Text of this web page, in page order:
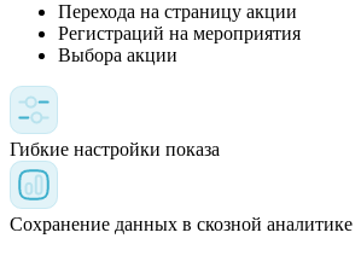
Перехода на страницу акции
Регистраций на мероприятия
Выбора акции
Гибкие настройки показа
Сохранение данных в скозной аналитике